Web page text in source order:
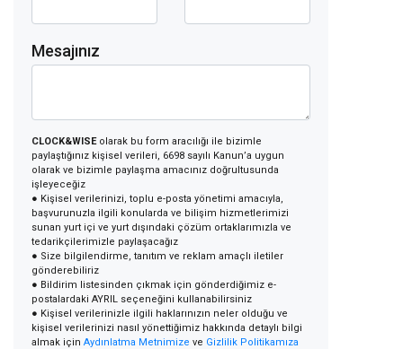
Mesajınız
CLOCK&WISEolarak bu form aracılığı ile bizimle
paylaştığınız kişisel verileri, 6698 sayılı Kanun’a uygun
olarak ve bizimle paylaşma amacınız doğrultusunda
işleyeceğiz
● Kişisel verilerinizi, toplu e-posta yönetimi amacıyla,
başvurunuzla ilgili konularda ve bilişim hizmetlerimizi
sunan yurt içi ve yurt dışındaki çözüm ortaklarımızla ve
tedarikçilerimizle paylaşacağız
● Size bilgilendirme, tanıtım ve reklam amaçlı iletiler
gönderebiliriz
● Bildirim listesinden çıkmak için gönderdiğimiz e-
postalardaki AYRIL seçeneğini kullanabilirsiniz
● Kişisel verilerinizle ilgili haklarınızın neler olduğu ve
kişisel verilerinizi nasıl yönettiğimiz hakkında detaylı bilgi
almak için Aydınlatma Metnimize ve Gizlilik Politikamıza